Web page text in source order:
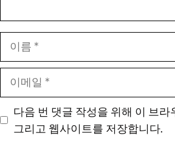
다음 번 댓글 작성을 위해 이 브라
그리고 웹사이트를 저장합니다.